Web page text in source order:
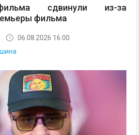
сдвинули из-за
фильма
06.08.2026 16:00